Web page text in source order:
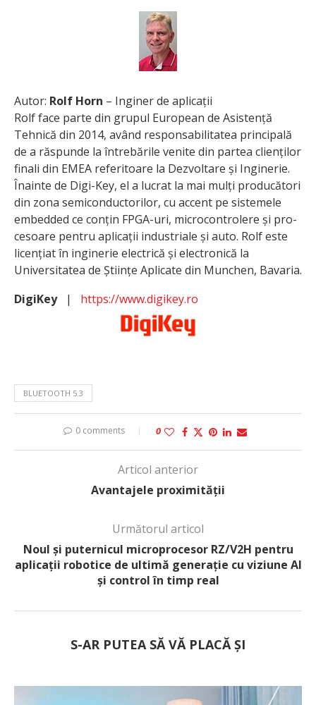
Autor: Rolf Horn – Inginer de aplicații
Rolf face parte din grupul European de Asistență
Tehnică din 2014, având respon­sa­bi­li­tatea principală
de a răspunde la întrebările venite din partea clienților
finali din EMEA referitoare la Dezvoltare și Inginerie.
Înainte de Digi-Key, el a lucrat la mai mulți producători
din zona semiconductorilor, cu accent pe sistemele
embedded ce conțin FPGA-uri, microcontrolere și pro­
cesoare pentru aplicații industriale și auto. Rolf este
licențiat în inginerie electrică și electronică la
Universitatea de Științe Aplicate din Munchen, Bavaria.
DigiKey| https://www.digikey.ro
BLUETOOTH 5.3
0 comments 0
Articol anterior
Avantajele proximității
Următorul articol
Noul și puternicul microprocesor RZ/V2H pentru
aplicații robotice de ultimă generație cu viziune AI
și control în timp real
S-AR PUTEA SĂ VĂ PLACĂ ȘI